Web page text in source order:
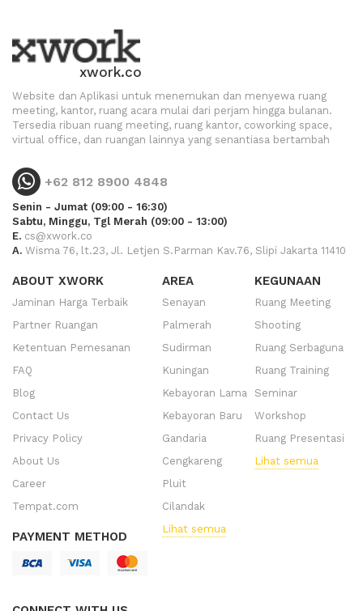
xwork.co
Website dan Aplikasi untuk menemukan dan menyewa ruang
meeting, kantor, ruang acara mulai dari perjam hingga bulanan.
Tersedia ribuan ruang meeting, ruang kantor, coworking space,
virtual office, dan ruangan lainnya yang senantiasa bertambah
+62 812 8900 4848
Senin - Jumat (09:00 - 16:30)
Sabtu, Minggu, Tgl Merah (09:00 - 13:00)
E. cs@xwork.co
A. Wisma 76, lt.23, Jl. Letjen S.Parman Kav.76, Slipi Jakarta 11410
ABOUT XWORK
Jaminan Harga Terbaik
Partner Ruangan
Ketentuan Pemesanan
FAQ
Blog
Contact Us
Privacy Policy
About Us
Career
Tempat.com
PAYMENT METHOD
AREA
Senayan
Palmerah
Sudirman
Kuningan
Kebayoran Lama
Kebayoran Baru
Gandaria
Cengkareng
Pluit
Cilandak
Lihat semua
KEGUNAAN
Ruang Meeting
Shooting
Ruang Serbaguna
Ruang Training
Seminar
Workshop
Ruang Presentasi
Lihat semua